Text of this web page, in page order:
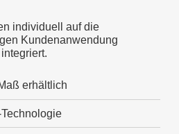
individuell auf die
Kundenanwendung
erhältlich